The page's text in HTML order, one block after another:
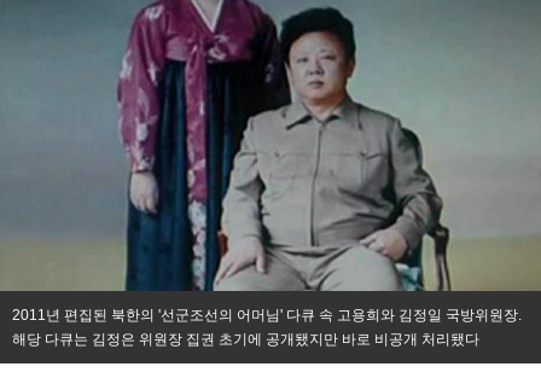
2011년 편집된 북한의 '선군조선의 어머님' 다큐 속 고용희와 김정일 국방위원장.
해당 다큐는 김정은 위원장 집권 초기에 공개됐지만 바로 비공개 처리됐다